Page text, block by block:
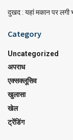
दुखद : यहां मकान पर
Category
Uncategorized
अपराध
एक्सक्लूसिव
खुलासा
खेल
ट्रेंडिंग